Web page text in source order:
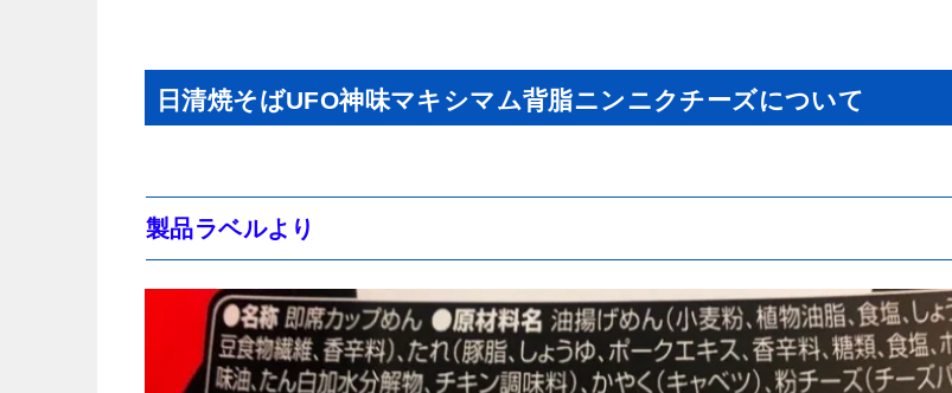
日清焼そばUFO神味マキシマム背脂ニンニクチーズについて
製品ラベルより